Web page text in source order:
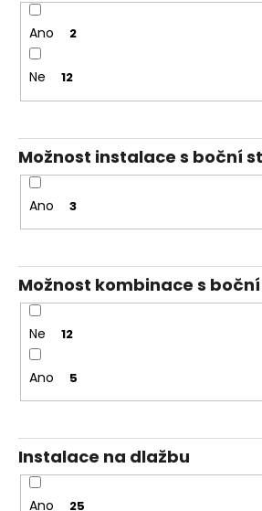
Ano 2
Ne 12
Možnost instalace s boční
Ano 3
Možnost kombinace s
Ne 12
Ano 5
Instalace na dlažbu
Ano 25